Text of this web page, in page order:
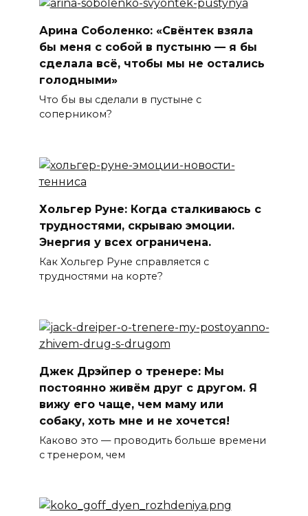
Арина Соболенко: «Свёнтек взяла
бы меня с собой в пустыню — я бы
сделала всё, чтобы мы не остались
голодными»
Что бы вы сделали в пустыне с
соперником?
Хольгер Руне: Когда сталкиваюсь с
трудностями, скрываю эмоции.
Энергия у всех ограничена.
Как Хольгер Руне справляется с
трудностями на корте?
Джек Дрэйпер о тренере: Мы
постоянно живём друг с другом. Я
вижу его чаще, чем маму или
собаку, хоть мне и не хочется!
Каково это — проводить больше времени
с тренером, чем